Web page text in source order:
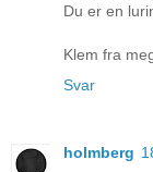
Du er en
Klem fra
Svar
holmberg